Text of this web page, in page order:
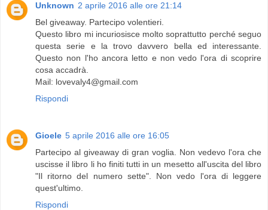
Unknown 2 aprile 2016 alle ore 21:14
Bel giveaway. Partecipo volentieri.
Questo libro mi incuriosisce molto soprattutto perché seguo
questa serie e la trovo davvero bella ed interessante.
Questo non l'ho ancora letto e non vedo l'ora di scoprire
cosa accadrà.
Mail: lovevaly4@gmail.com
Rispondi
Gioele 5 aprile 2016 alle ore 16:05
Partecipo al giveaway di gran voglia. Non vedevo l'ora che
uscisse il libro li ho finiti tutti in un mesetto all'uscita del libro
"Il ritorno del numero sette". Non vedo l'ora di leggere
quest'ultimo.
Rispondi